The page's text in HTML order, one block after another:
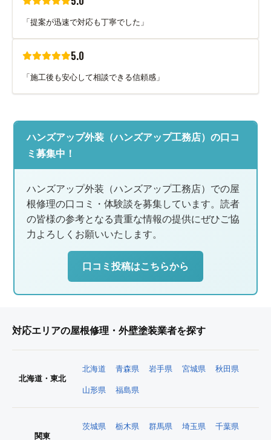
「提案が迅速で対応も丁寧でした」
5.0
「施工後も安心して相談できる信頼感」
ハンズアップ外装（ハンズアップ工務店）の口コ
ミ募集中！
ハンズアップ外装（ハンズアップ工務店）での屋
根修理の口コミ・体験談を募集しています。読者
の皆様の参考となる貴重な情報の提供にぜひご協
力よろしくお願いいたします。
口コミ投稿はこちらから
対応エリアの屋根修理・外壁塗装業者を探す
北海道・東北
北海道 青森県 岩手県 宮城県 秋田県
山形県 福島県
関東
茨城県 栃木県 群馬県 埼玉県 千葉県